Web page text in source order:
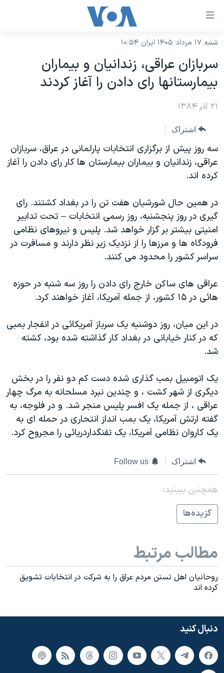
لینکهای
دسترسی
جهش
محتوای
اصلی
اصلی
جهش
نسخه سبک وب‌سایت
موضوع ها
ایران
آمریکا
ورزشی
گزیده‌ها
ویژه برنامه‌ها
ویدیوها
فرهنگ و زندگی
حقوق شهروندی
علم و فناوری
گالری عکس
آرشیو پخش زنده
برنامه های تلویزیونی
جدول برنامه ها
صفحه‌های ویژه
جام جهانی ۲۰۲۶
عملیات خشم حماسی
بایگانی برنامه‌های تلویزیونی
مستندها
انتخابات ریاست جمهوری آمریکا ۲۰۲۴
رمز مهسا
اعتراضات زن، زندگی، آزادی
مجموعه مستندهای دادخواهی
دادگاه حمید نوری
چهل سال گروگان‌گیری
قانون شفافیت دارائی کادر رهبری ایران
اعتراضات مردمی آبان ۹۸
نرگس محمدی برنده جایزه نوبل صلح
همایش محافظه‌کاران آمریکا «سی‌پک»
صفحه‌های ویژه
سفر پرزیدنت ترامپ به چین
فرکانس‌های صدای آمریکا
پخش رادیویی
یادگیری زبان انگلیسی
دنبال کنید
زبانهای مختلف
شنبه ۱۷ مرداد ۱۴۰۵ ایران ۱۰:۵۴
سربازان عراقی، زندانيان و بيماران
بيمارستانها رای دادن را آغاز کردند
۲۱ آذر ۱۳۸۴
اشتراک
سه روز پیش از برگزاری انتخابات پارلمانی در عراق، سربازان
عراقی، زندانیان و بیماران بیمارستان ها کار رای دادن را آغاز
کرده اند.
در همین حال شورشیان هفت تن را در بغداد کشتند. رای
گیری در روز پنجشنبه، روز رسمی انتخابات – تحت تدابیر
امنیتی بیشتر بر گزار خواهد شد. پلیس و نیروهای نظامی
فرودگاه ها و مرزها را از نزدیک زیر نظر دارند و مسافرت در
سراسر کشور را محدود می کنند.
عراقی های ساکن خارج رای دادن را روز سه شنبه در حوزه
هائی در ۱۵ کشور، از جمله آمریکا، آغاز خواهند کرد.
در این میان، روز دوشنبه یک سرباز آمریکائی در انفجار بمبی
که در کنار خیابانی در بغداد کار گذاشته شده بود، کشته
شد.
یک اتومبیل بمب گذاری شده دست کم دو نفر را در بخش
دیگری از شهر کشت ، و چندین نبرد مسلحانه به مرگ چهار
عراقی ، از جمله یک افسر پلیس منجر شد. و در فلوجه، به
گفته ارتش آمریکا، یک بمب انداز انتحاری در حمله ای به
یک کاروان نظامی آمریکا، یک تفنگداردریائی را مجروح کرد.
اشتراک Follow us
همچنبن ببینید:
گزيده‌ها
مطالب مرتبط
روحانيان اهل تسنن مردم عراق را به شرکت در انتخابات تشويق
کرده اند
دنبال کنید